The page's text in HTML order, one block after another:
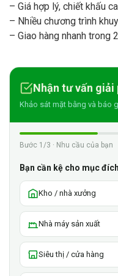
– Giá hợp lý, chiết khấu
– Nhiều chương trình
– Giao hàng nhanh trong
Nhận tư vấn giải
Khảo sát mặt bằng và báo
Bước 1/3 · Nhu cầu của bạn
Bạn cần kệ cho mục
Kho / nhà xưởng
Nhà máy sản xuất
Siêu thị / cửa hàng